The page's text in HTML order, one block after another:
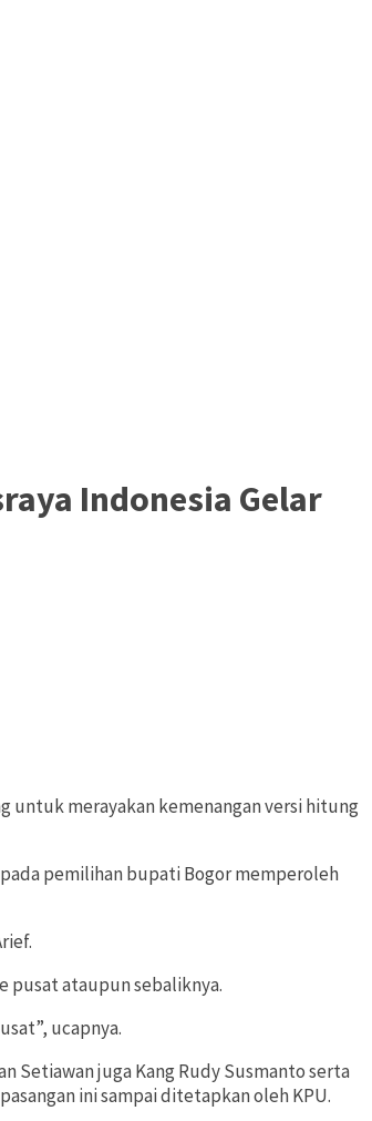
Indonesia Gelar
untuk merayakan kemenangan versi hitung
pemilihan bupati Bogor memperoleh
pusat ataupun sebaliknya.
ucapnya.
Setiawan juga Kang Rudy Susmanto serta
ini sampai ditetapkan oleh KPU.